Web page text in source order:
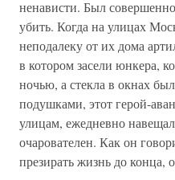
ненависти. Был
убить. Когда на улицах
неподалеку от их дома
в котором засели юнкера,
ночью, а стекла в окнах
подушками, этот герой-
улицам, ежедневно
очарователен. Как он
презирать жизнь до конца,